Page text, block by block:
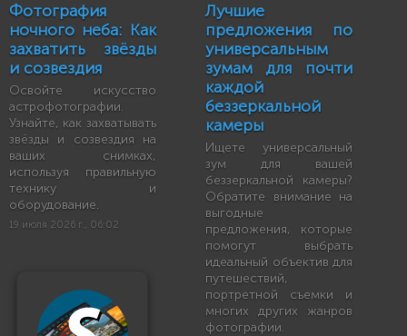
Фотография
ночного неба: Как
захватить звёзды
и созвездия
Освойте искусство
астрофотографии.
Узнайте, как захватывать
звёзды и созвездия на
ваших снимках,
используя правильную
технику и
оборудование.
19 июля 2026 г., 06:02
Лучшие
предложения по
универсальным
зумам для почти
каждой
беззеркальной
камеры
Ищете универсальный
зум для вашей
беззеркальной камеры?
Обратите внимание на
выгодные
предложения, которые
помогут выбрать
идеальный объектив для
путешествий,
портретной съемки и
многих других жанров
фотографии.